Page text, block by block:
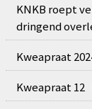
KNKB roept
dringend
Kweapraat
Kweapraat 12